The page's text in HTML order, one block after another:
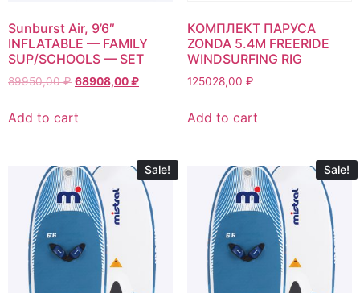
Sunburst Air, 9’6″
INFLATABLE — FAMILY
SUP/SCHOOLS — SET
89950,00₽ 68908,00₽
Add to cart
КОМПЛЕКТ ПАРУСА
ZONDA 5.4M FREERIDE
WINDSURFING RIG
125028,00 ₽
Add to cart
Sale! Sale!